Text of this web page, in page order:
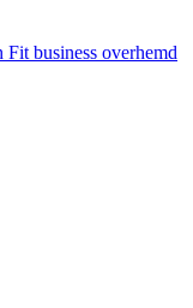
business overhemd